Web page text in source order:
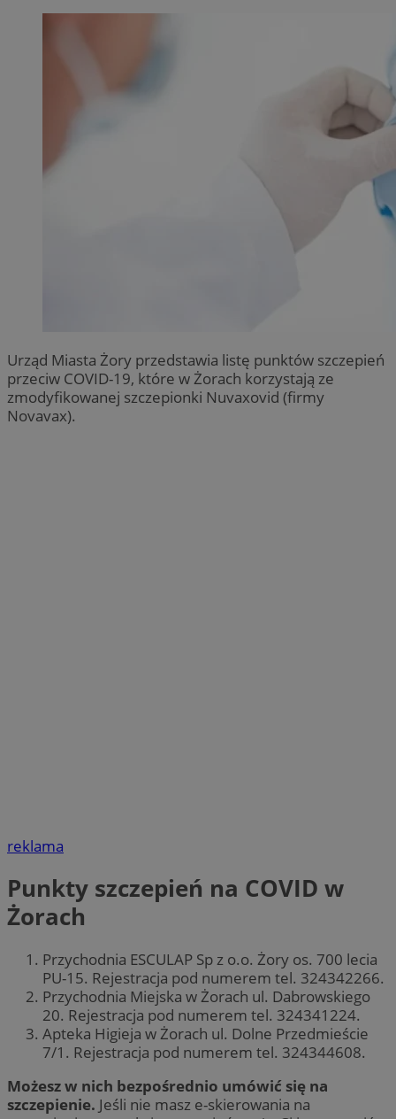
Urząd Miasta Żory przedstawia listę punktów szczepień
przeciw COVID-19, które w Żorach korzystają ze
zmodyfikowanej szczepionki Nuvaxovid (firmy
Novavax).
reklama
Punkty szczepień na COVID w
Żorach
Przychodnia ESCULAP Sp z o.o. Żory os. 700 lecia
PU-15. Rejestracja pod numerem tel. 324342266.
Przychodnia Miejska w Żorach ul. Dabrowskiego
20. Rejestracja pod numerem tel. 324341224.
Apteka Higieja w Żorach ul. Dolne Przedmieście
7/1. Rejestracja pod numerem tel. 324344608.
Możesz w nich bezpośrednio umówić się na
szczepienie. Jeśli nie masz e-skierowania na